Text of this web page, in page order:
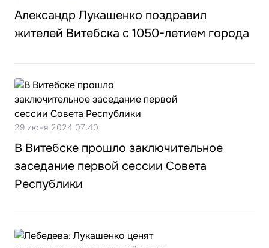
Александр Лукашенко поздравил
жителей Витебска с 1050-летием города
29 июня 2024 07:40
В Витебске прошло заключительное
заседание первой сессии Совета
Республики